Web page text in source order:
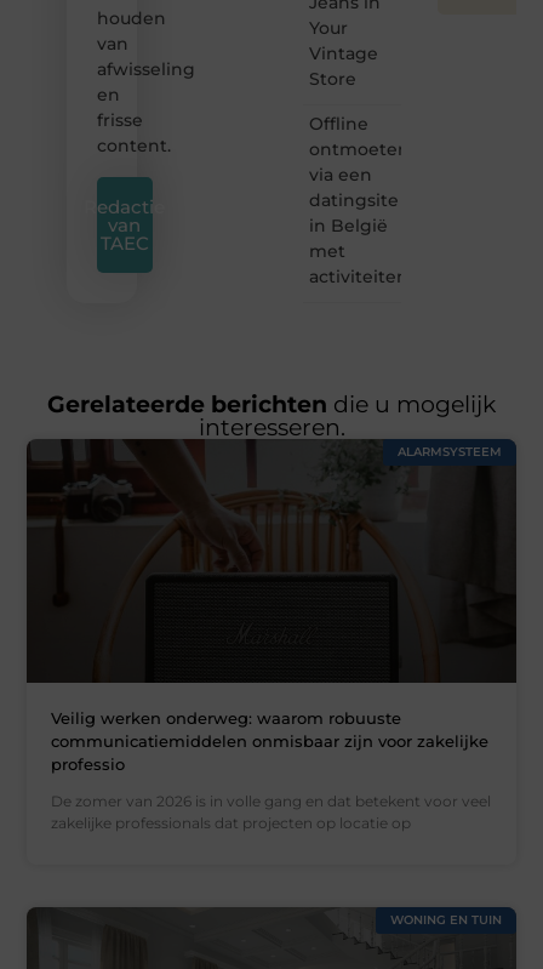
houden
van
afwisseling
en
frisse
content.
Redactie
van
TAEC
Your
Vintage
Store
Offline
ontmoeten
via een
datingsite
in België
met
activiteiten
Gerelateerde berichten die u mogelijk
interesseren.
ALARMSYSTEEM
Veilig werken onderweg: waarom robuuste
communicatiemiddelen onmisbaar zijn voor zakelijke
professio
De zomer van 2026 is in volle gang en dat betekent voor veel
zakelijke professionals dat projecten op locatie op
WONING EN TUIN